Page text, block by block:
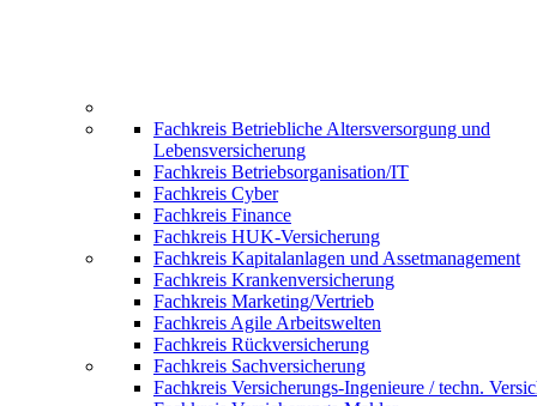
Fachkreis Betriebliche Altersversorgung und
Lebensversicherung
Fachkreis Betriebsorganisation/IT
Fachkreis Cyber
Fachkreis Finance
Fachkreis HUK-Versicherung
Fachkreis Kapitalanlagen und Assetmanagement
Fachkreis Krankenversicherung
Fachkreis Marketing/Vertrieb
Fachkreis Agile Arbeitswelten
Fachkreis Rückversicherung
Fachkreis Sachversicherung
Fachkreis Versicherungs-Ingenieure / techn.